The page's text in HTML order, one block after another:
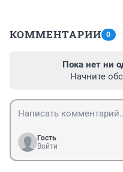
КОММЕНТАРИИ 0
Пока нет ни
Начните
Гость
Войти